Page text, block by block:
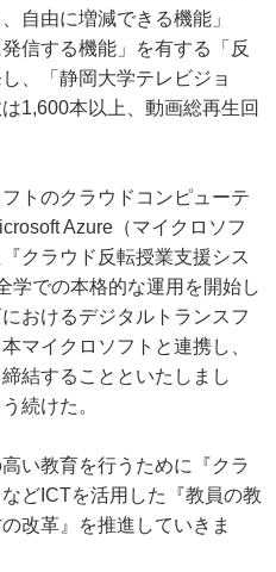
自由に増減できる機能」
信する機能」を有する「反
、「静岡大学テレビジョ
1,600本以上、動画総再生回
トのクラウドコンピューテ
Azure（マイクロソフ
クラウド反転授業支援シス
学での本格的な運用を開始し
おけるデジタルトランスフ
マイクロソフトと連携し、
結することといたしまし
続けた。
い教育を行うために『クラ
どICTを活用した『教員の教
改革』を推進していきま